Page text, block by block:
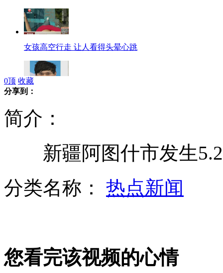
女孩高空行走 让人看得头晕心跳
广州一城管队长保险箱里藏黄金
邻居眼中的重庆枪击抢劫案嫌犯
0顶 收藏
分享到：
简介：
新疆阿图什市发生5.2
分类名称： 热点新闻
您看完该视频的心情